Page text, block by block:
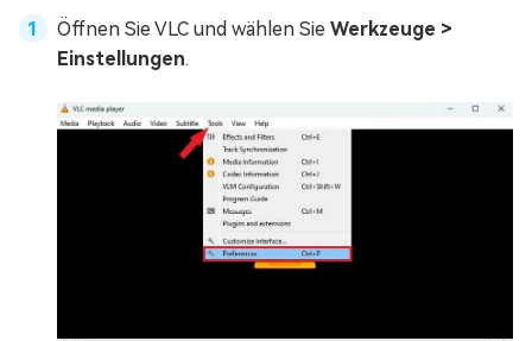
Öffnen Sie VLC und wählen Sie Werkzeuge >
Einstellungen.